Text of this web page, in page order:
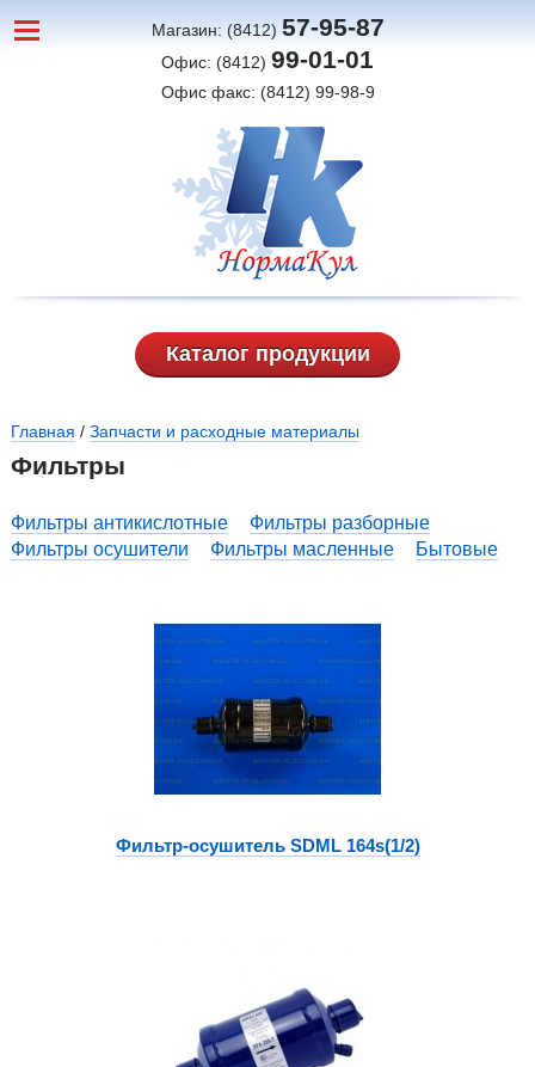
Магазин: (8412) 57-95-87
Офис: (8412) 99-01-01
Офис факс: (8412) 99-98-9
Каталог продукции
Вы здесь
Главная / Запчасти и расходные материалы
Фильтры
Фильтры антикислотные
Фильтры разборные
Фильтры осушители
Фильтры масленные Бытовые
Фильтр-осушитель SDML 164s(1/2)